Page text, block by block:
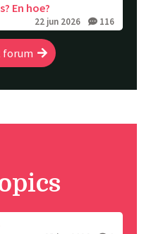
En hoe?
22 jun 2026 116
forum